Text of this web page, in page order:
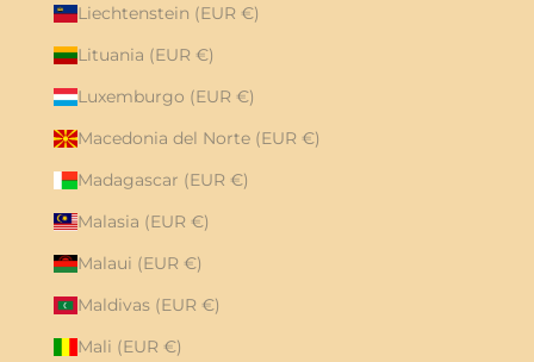
Liechtenstein (EUR €)
Lituania (EUR €)
Luxemburgo (EUR €)
Macedonia del Norte (EUR €)
Madagascar (EUR €)
Malasia (EUR €)
Malaui (EUR €)
Maldivas (EUR €)
Mali (EUR €)